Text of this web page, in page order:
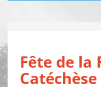
Fête de la